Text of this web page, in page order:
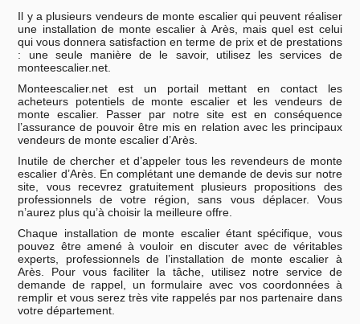
Il y a plusieurs vendeurs de monte escalier qui peuvent réaliser
une installation de monte escalier à Arès, mais quel est celui
qui vous donnera satisfaction en terme de prix et de prestations
: une seule manière de le savoir, utilisez les services de
monteescalier.net.
Monteescalier.net est un portail mettant en contact les
acheteurs potentiels de monte escalier et les vendeurs de
monte escalier. Passer par notre site est en conséquence
l’assurance de pouvoir être mis en relation avec les principaux
vendeurs de monte escalier d’Arès.
Inutile de chercher et d’appeler tous les revendeurs de monte
escalier d’Arès. En complétant une demande de devis sur notre
site, vous recevrez gratuitement plusieurs propositions des
professionnels de votre région, sans vous déplacer. Vous
n’aurez plus qu’à choisir la meilleure offre.
Chaque installation de monte escalier étant spécifique, vous
pouvez être amené à vouloir en discuter avec de véritables
experts, professionnels de l’installation de monte escalier à
Arès. Pour vous faciliter la tâche, utilisez notre service de
demande de rappel, un formulaire avec vos coordonnées à
remplir et vous serez très vite rappelés par nos partenaire dans
votre département.